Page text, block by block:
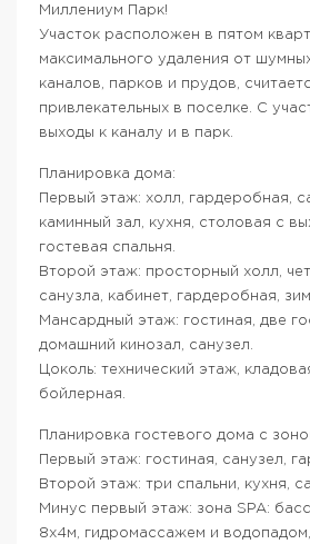
Миллениум Парк!
Участок расположен в пятом
максимального удаления от
каналов, парков и прудов,
привлекательных в поселке. С
выходы к каналу и в парк.
Планировка дома:
Первый этаж: холл, гардеробная,
каминный зал, кухня, столовая с
гостевая спальня.
Второй этаж: просторный холл,
санузла, кабинет, гардеробная,
Мансардный этаж: гостиная, две
домашний кинозал, санузел.
Цоколь: технический этаж,
бойлерная.
Планировка гостевого дома с
Первый этаж: гостиная, санузел,
Второй этаж: три спальни, кухня,
Минус первый этаж: зона SPA:
8х4м, гидромассажем и